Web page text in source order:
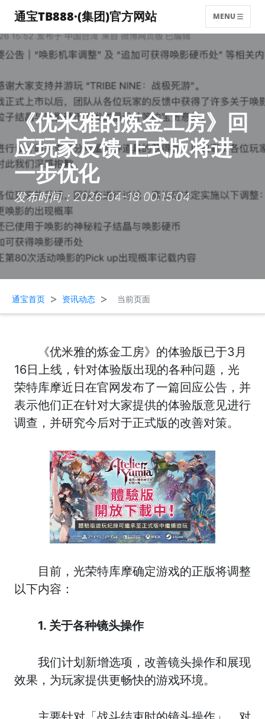
通宝TB888·(集团)官方网站 MENU
《优米雅的炼金工房》回
应玩家反馈 正式版将进
一步优化
发布时间：2026-04-18 00:15:04
通宝首页 > 资讯动态 > 当前页面
《优米雅的炼金工房》的体验版已于3月
16日上线，针对体验版出现的各种问题，光
荣特库摩近日在官网发布了一篇回应公告，并
表示他们正在针对大家提供的体验版意见进行
调查，并研究今后对于正式版的改善对策。
目前，光荣特库摩确定游戏的正版将调整
以下内容：
1. 关于各种镜头操作
我们计划新增选项，改善镜头操作和展现
效果，为玩家提供更畅快的游戏环境。